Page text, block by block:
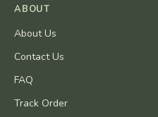
ABOUT
About Us
Contact Us
FAQ
Track Order